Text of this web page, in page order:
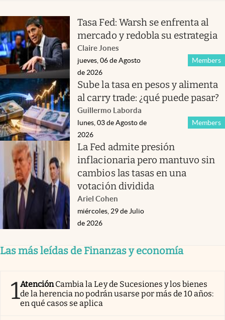
Tasa Fed: Warsh se enfrenta al
mercado y redobla su estrategia
Claire Jones
Members
jueves, 06 de Agosto
de 2026
Sube la tasa en pesos y alimenta
al carry trade: ¿qué puede pasar?
Guillermo Laborda
Members
lunes, 03 de Agosto de
2026
La Fed admite presión
inflacionaria pero mantuvo sin
cambios las tasas en una
votación dividida
Ariel Cohen
miércoles, 29 de Julio
de 2026
Las más leídas de Finanzas y economía
1AtenciónCambia la Ley de Sucesiones y los bienes
de la herencia no podrán usarse por más de 10 años:
en qué casos se aplica